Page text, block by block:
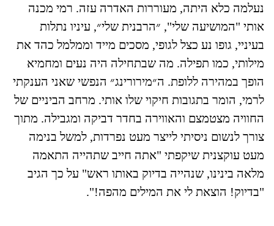
נעלמה כלא היתה, מעוררות האדרה עזה. רמי מכנה
אותי "המושיעה שלי", ״הרבנית שלי״, עיניו נתלות
בעיניי, גופו נע כצל לגופי, מסכים מייד וממלמל כהד את
מילותי, כמו תפילה. מה שבתחילה היה נעים ומחמיא
הופך במהירה ללופת. ה״מירורינג״ הנפשי שאני הענקתי
לרמי, הומר בתגובות חיקוי שלו אותי. מרחב הביניים של
החוויה מצטמצם והאווירה בחדר דביקה ומגבילה. מתוך
צורך לנשום ניסיתי לייצר מעט נפרדות, למשל בנימה
מעט עוקצנית שיקפתי "אתה חייב שתהייה התאמה
מלאה בינינו, שנהייה בדיוק באותו ראש" על כך הגיב
"בדיוק! הוצאת לי את המילים מהפה!".